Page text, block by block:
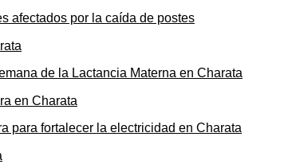
afectados por la caída de postes
de la Lactancia Materna en Charata
para fortalecer la electricidad en Charata